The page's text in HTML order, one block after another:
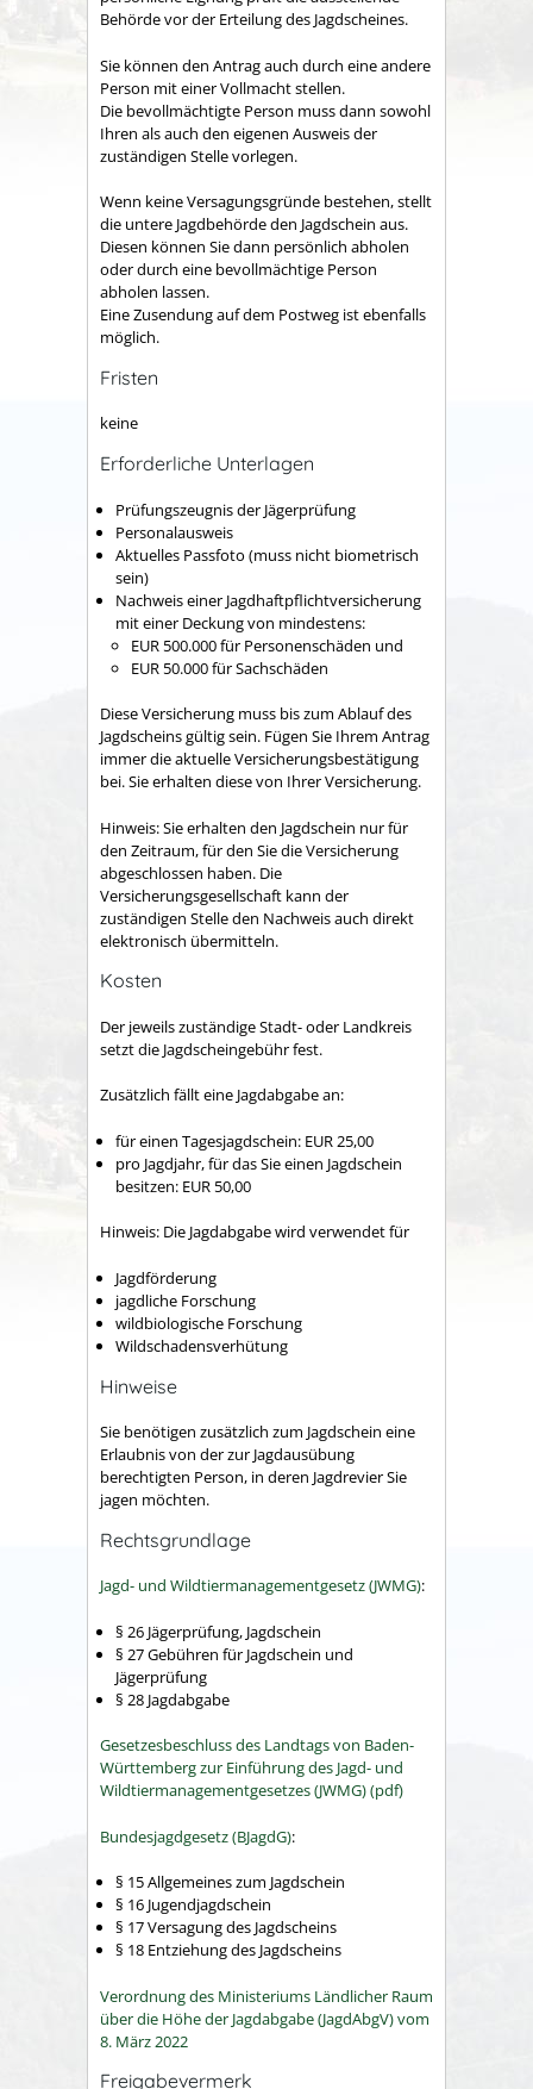
Behörde vor der Erteilung des Jagdscheines.
Sie können den Antrag auch durch eine andere
Person mit einer Vollmacht stellen.
Die bevollmächtigte Person muss dann sowohl
Ihren als auch den eigenen Ausweis der
zuständigen Stelle vorlegen.
Wenn keine Versagungsgründe bestehen, stellt
die untere Jagdbehörde den Jagdschein aus.
Diesen können Sie dann persönlich abholen
oder durch eine bevollmächtige Person
abholen lassen.
Eine Zusendung auf dem Postweg ist ebenfalls
möglich.
Fristen
keine
Erforderliche Unterlagen
Prüfungszeugnis der Jägerprüfung
Personalausweis
Aktuelles Passfoto (muss nicht biometrisch
sein)
Nachweis einer Jagdhaftpflichtversicherung
mit einer Deckung von mindestens:
EUR 500.000 für Personenschäden und
EUR 50.000 für Sachschäden
Diese Versicherung muss bis zum Ablauf des
Jagdscheins gültig sein. Fügen Sie Ihrem Antrag
immer die aktuelle Versicherungsbestätigung
bei. Sie erhalten diese von Ihrer Versicherung.
Hinweis: Sie erhalten den Jagdschein nur für
den Zeitraum, für den Sie die Versicherung
abgeschlossen haben. Die
Versicherungsgesellschaft kann der
zuständigen Stelle den Nachweis auch direkt
elektronisch übermitteln.
Kosten
Der jeweils zuständige Stadt- oder Landkreis
setzt die Jagdscheingebühr fest.
Zusätzlich fällt eine Jagdabgabe an:
für einen Tagesjagdschein: EUR 25,00
pro Jagdjahr, für das Sie einen Jagdschein
besitzen: EUR 50,00
Hinweis: Die Jagdabgabe wird verwendet für
Jagdförderung
jagdliche Forschung
wildbiologische Forschung
Wildschadensverhütung
Hinweise
Sie benötigen zusätzlich zum Jagdschein eine
Erlaubnis von der zur Jagdausübung
berechtigten Person, in deren Jagdrevier Sie
jagen möchten.
Rechtsgrundlage
Jagd- und Wildtiermanagementgesetz (JWMG):
§ 26 Jägerprüfung, Jagdschein
§ 27 Gebühren für Jagdschein und
Jägerprüfung
§ 28 Jagdabgabe
Gesetzesbeschluss des Landtags von Baden-
Württemberg zur Einführung des Jagd- und
Wildtiermanagementgesetzes (JWMG) (pdf)
Bundesjagdgesetz (BJagdG):
§ 15 Allgemeines zum Jagdschein
§ 16 Jugendjagdschein
§ 17 Versagung des Jagdscheins
§ 18 Entziehung des Jagdscheins
Verordnung des Ministeriums Ländlicher Raum
über die Höhe der Jagdabgabe (JagdAbgV) vom
8. März 2022
Freigabevermerk